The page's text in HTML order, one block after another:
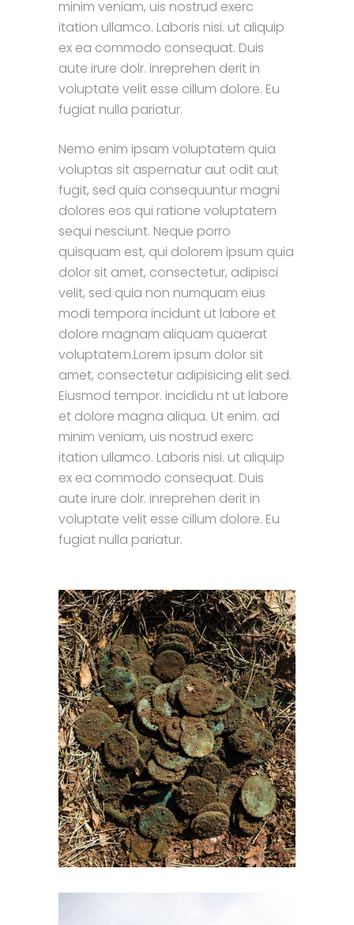
minim veniam, uis nostrud exerc
itation ullamco. Laboris nisi. ut aliquip
ex ea commodo consequat. Duis
aute irure dolr. inreprehen derit in
voluptate velit esse cillum dolore. Eu
fugiat nulla pariatur.
Nemo enim ipsam voluptatem quia
voluptas sit aspernatur aut odit aut
fugit, sed quia consequuntur magni
dolores eos qui ratione voluptatem
sequi nesciunt. Neque porro
quisquam est, qui dolorem ipsum quia
dolor sit amet, consectetur, adipisci
velit, sed quia non numquam eius
modi tempora incidunt ut labore et
dolore magnam aliquam quaerat
voluptatem.Lorem ipsum dolor sit
amet, consectetur adipisicing elit sed.
Eiusmod tempor. incididu nt ut labore
et dolore magna aliqua. Ut enim. ad
minim veniam, uis nostrud exerc
itation ullamco. Laboris nisi. ut aliquip
ex ea commodo consequat. Duis
aute irure dolr. inreprehen derit in
voluptate velit esse cillum dolore. Eu
fugiat nulla pariatur.